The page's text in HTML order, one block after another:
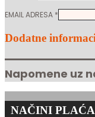
EMAIL ADRESA *
Dodatne
Napomene uz
NAČINI